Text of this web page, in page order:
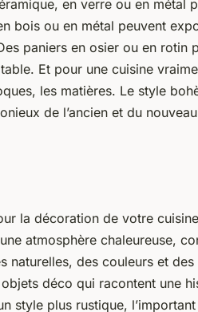
en verre ou en métal
bois ou en métal peuvent
paniers en osier ou en rotin
Et pour une cuisine
les matières. Le style
de l’ancien et du
la décoration de votre
atmosphère chaleureuse,
naturelles, des couleurs et
déco qui racontent une
style plus rustique,